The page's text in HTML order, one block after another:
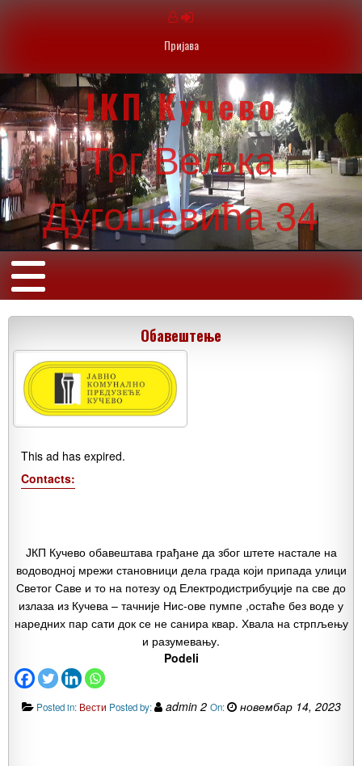
Пријава
ЈКП Кучево
Трг Вељка
Дугошевића 34
Обавештење
This ad has expired.
Contacts:
ЈКП Кучево обавештава грађане да због штете настале на
водоводној мрежи становници дела града који припада улици
Светог Саве и то на потезу од Електродистрибуције па све до
излаза из Кучева – тачније Нис-ове пумпе ,остаће без воде у
наредних пар сати док се не санира квар. Хвала на стрпљењу
и разумевању.
Podeli
Posted in: Вести Posted by: admin 2 On: новембар 14, 2023